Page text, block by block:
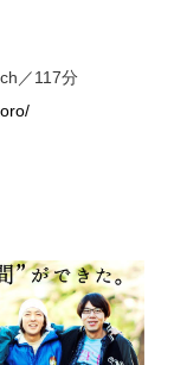
／117分